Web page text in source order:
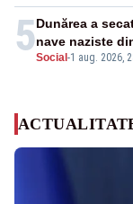
5Social -1 aug. 2026,
Dunărea a
nave naziste